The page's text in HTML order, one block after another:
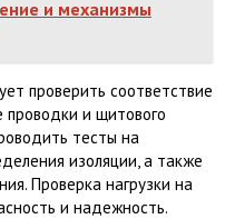
и механизмы
проверить соответствие
проводки и щитового
тесты на
изоляции, а также
Проверка нагрузки на
и надежность.